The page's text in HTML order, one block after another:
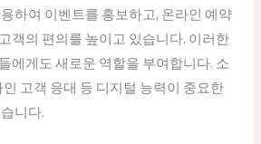
하여 이벤트를 홍보하고, 온라인 예약
객의 편의를 높이고 있습니다. 이러한
에게도 새로운 역할을 부여합니다. 소
고객 응대 등 디지털 능력이 중요한
니다.